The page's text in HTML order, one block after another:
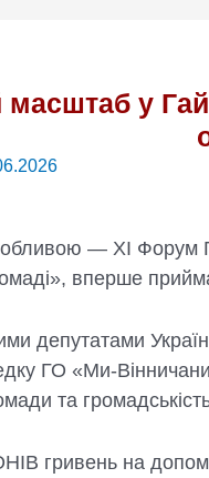
масштаб у
— XI Форум
вперше
депутатами
ГО «Ми-
та
гривень на